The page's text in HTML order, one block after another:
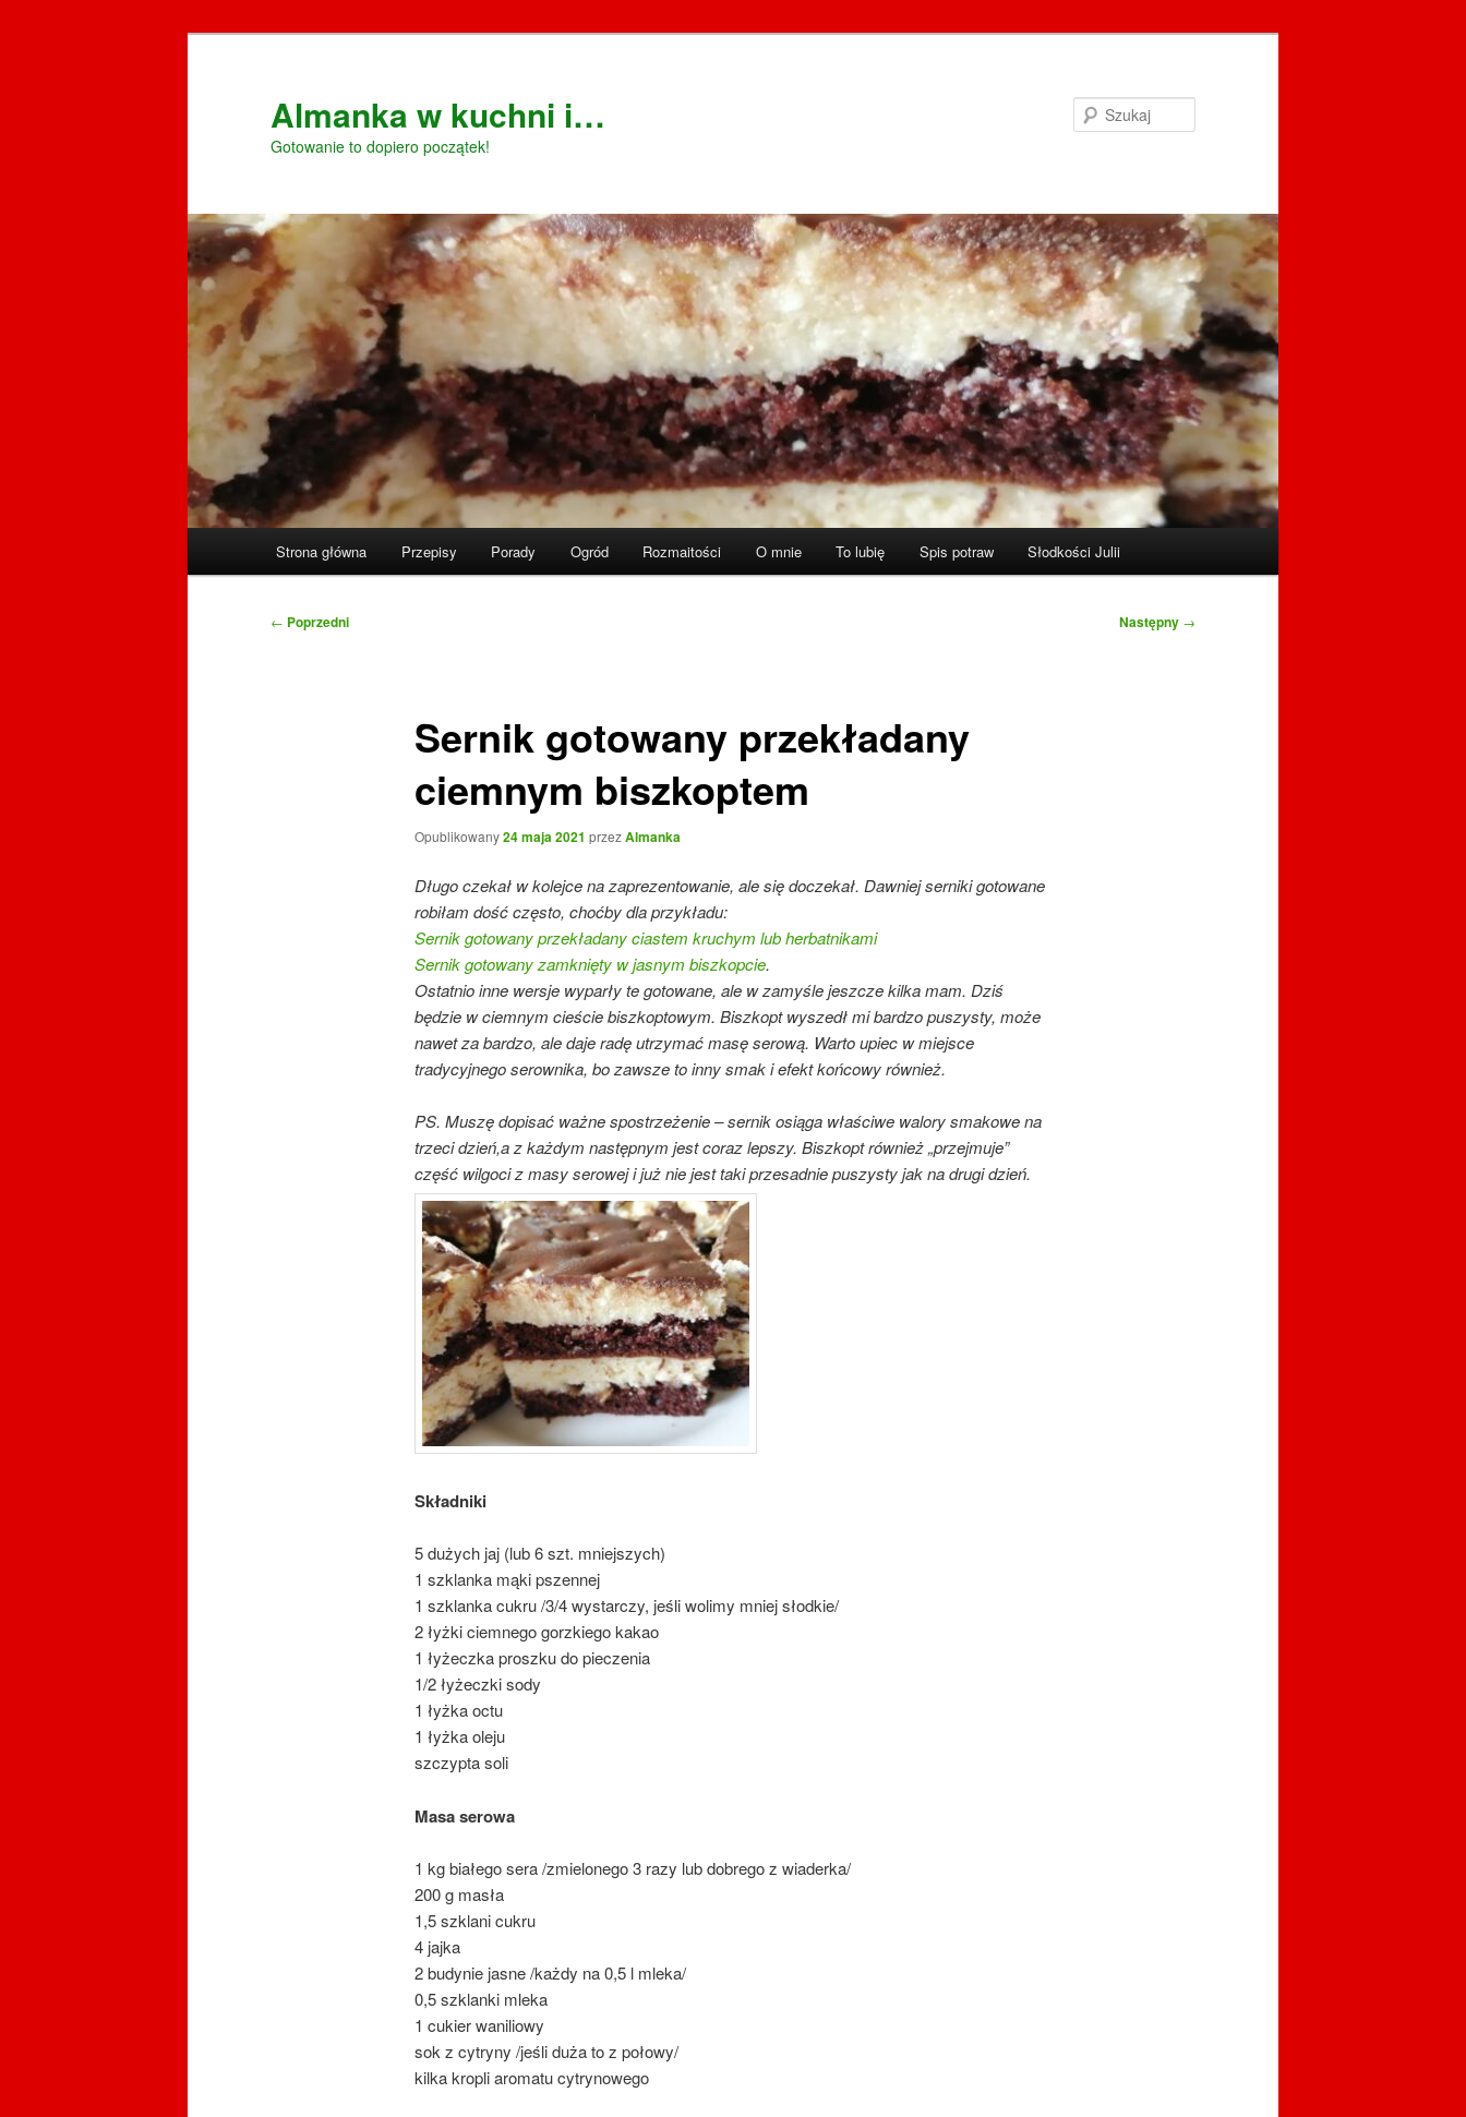
Almanka w kuchni i…
Gotowanie to dopiero początek!
Strona główna Przepisy Porady Ogród Rozmaitości O mnie To lubię Spis potraw Słodkości Julii
Nawigacja
← Poprzedni Następny →
Sernik gotowany przekładany
ciemnym biszkoptem
Opublikowany24 maja 2021 przezAlmanka
Długo czekał w kolejce na zaprezentowanie, ale się doczekał. Dawniej serniki gotowane
robiłam dość często, choćby dla przykładu:
Sernik gotowany przekładany ciastem kruchym lub herbatnikami
Sernik gotowany zamknięty w jasnym biszkopcie.
Ostatnio inne wersje wyparły te gotowane, ale w zamyśle jeszcze kilka mam. Dziś
będzie w ciemnym cieście biszkoptowym. Biszkopt wyszedł mi bardzo puszysty, może
nawet za bardzo, ale daje radę utrzymać masę serową. Warto upiec w miejsce
tradycyjnego serownika, bo zawsze to inny smak i efekt końcowy również.
PS. Muszę dopisać ważne spostrzeżenie – sernik osiąga właściwe walory smakowe na
trzeci dzień,a z każdym następnym jest coraz lepszy. Biszkopt również „przejmuje”
część wilgoci z masy serowej i już nie jest taki przesadnie puszysty jak na drugi dzień.
Składniki
5 dużych jaj (lub 6 szt. mniejszych)
1 szklanka mąki pszennej
1 szklanka cukru /3/4 wystarczy, jeśli wolimy mniej słodkie/
2 łyżki ciemnego gorzkiego kakao
1 łyżeczka proszku do pieczenia
1/2 łyżeczki sody
1 łyżka octu
1 łyżka oleju
szczypta soli
Masa serowa
1 kg białego sera /zmielonego 3 razy lub dobrego z wiaderka/
200 g masła
1,5 szklani cukru
4 jajka
2 budynie jasne /każdy na 0,5 l mleka/
0,5 szklanki mleka
1 cukier waniliowy
sok z cytryny /jeśli duża to z połowy/
kilka kropli aromatu cytrynowego